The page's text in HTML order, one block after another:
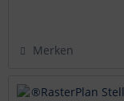
Merken